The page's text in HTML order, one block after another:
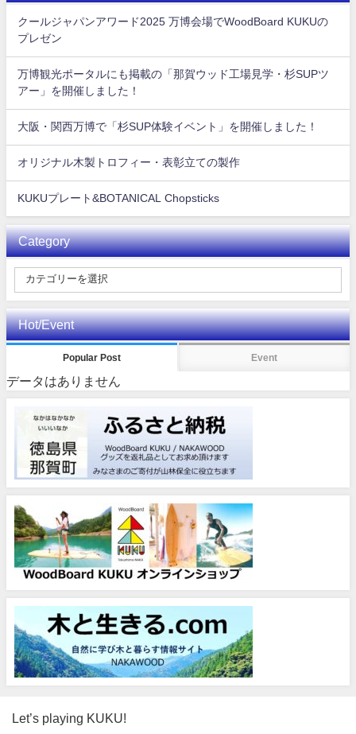
クールジャパンアワード2025 万博会場でWoodBoard KUKUの
プレゼン
万博観光ポータルにも掲載の「那賀ウッド工場見学・杉SUPツ
アー」を開催しました！
大阪・関西万博で「杉SUP体験イベント」を開催しました！
オリジナル木製トロフィー・表彰立ての製作
KUKUプレート&BOTANICAL Chopsticks
Category
Hot/Event
Popular Post Event
データはありません
Let’s playing KUKU!